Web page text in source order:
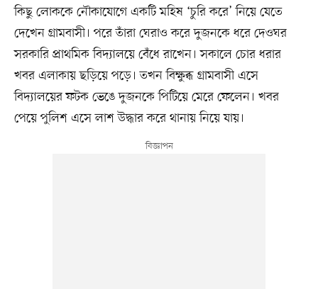
কিছু লোককে নৌকাযোগে একটি মহিষ ‘চুরি করে’ নিয়ে যেতে
দেখেন গ্রামবাসী। পরে তাঁরা ঘেরাও করে দুজনকে ধরে দেওঘর
সরকারি প্রাথমিক বিদ্যালয়ে বেঁধে রাখেন। সকালে চোর ধরার
খবর এলাকায় ছড়িয়ে পড়ে। তখন বিক্ষুব্ধ গ্রামবাসী এসে
বিদ্যালয়ের ফটক ভেঙে দুজনকে পিটিয়ে মেরে ফেলেন। খবর
পেয়ে পুলিশ এসে লাশ উদ্ধার করে থানায় নিয়ে যায়।